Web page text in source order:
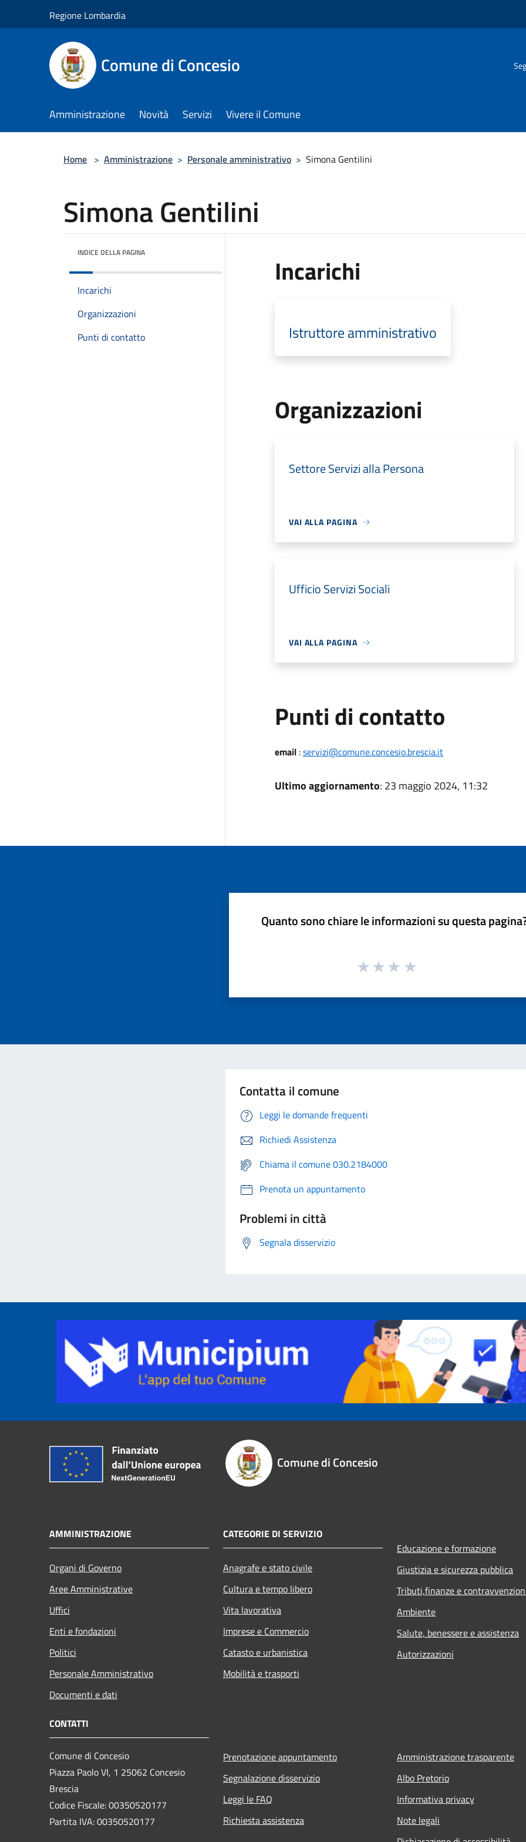
Regione Lombardia
Comune di Concesio
Amministrazione Novità Servizi Vivere il Comune
Home > Amministrazione > Personale amministrativo > Simona Gentilini
Simona Gentilini
INDICE DELLA PAGINA
Incarichi
Organizzazioni
Punti di contatto
Incarichi
Istruttore amministrativo
Organizzazioni
Settore Servizi alla Persona
VAI ALLA PAGINA
Ufficio Servizi Sociali
VAI ALLA PAGINA
Punti di contatto
email:servizi@comune.concesio.brescia.it
Ultimo aggiornamento: 23 maggio 2024, 11:32
Quanto sono chiare le informazioni su questa
Contatta il comune
Leggi le domande frequenti
Richiedi Assistenza
Chiama il comune 030.2184000
Prenota un appuntamento
Problemi in città
Segnala disservizio
Comune di Concesio
AMMINISTRAZIONE
Organi di Governo
Aree Amministrative
Uffici
Enti e fondazioni
Politici
Personale Amministrativo
Documenti e dati
CATEGORIE DI SERVIZIO
Anagrafe e stato civile
Cultura e tempo libero
Vita lavorativa
Imprese e Commercio
Catasto e urbanistica
Mobilità e trasporti
Educazione e formazione
Giustizia e sicurezza pubblica
Tributi,finanze e
Ambiente
Salute, benessere e assistenza
Autorizzazioni
CONTATTI
Comune di Concesio
Piazza Paolo VI, 1 25062 Concesio
Brescia
Codice Fiscale: 00350520177
Partita IVA: 00350520177
Prenotazione appuntamento
Segnalazione disservizio
Leggi le FAQ
Richiesta assistenza
Amministrazione trasparente
Albo Pretorio
Informativa privacy
Note legali